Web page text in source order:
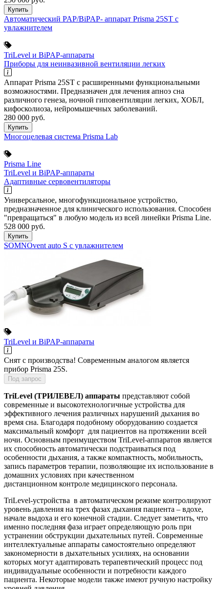
Купить
Автоматический PAP/BiPAP- аппарат Prisma 25ST с
увлажнителем
TriLevel и BiPAP-аппараты
Приборы для неинвазивной вентиляции легких
Аппарат Prisma 25ST с расширенными функциональными
возможностями. Предназначен для лечения апноэ сна
различного генеза, ночной гиповентиляции легких, ХОБЛ,
кифосколиоза, нейромышечных заболеваний.
280 000 руб.
Купить
Многоцелевая система Prisma Lab
Prisma Line
TriLevel и BiPAP-аппараты
Адаптивные сервовентиляторы
Универсальное, многофункциональное устройство,
предназначенное для клинического использования. Способен
"превращаться" в любую модель из всей линейки Prisma Line.
528 000 руб.
Купить
SOMNOvent auto S с увлажнителем
TriLevel и BiPAP-аппараты
Cнят с производства! Современным аналогом является
прибор Prisma 25S.
Под запрос
TriLevel (ТРИЛЕВЕЛ) аппараты представляют собой
современные и высокотехнологичные устройства для
эффективного лечения различных нарушений дыхания во
время сна. Благодаря подобному оборудованию создается
максимальный комфорт для пациентов на протяжении всей
ночи. Основным преимуществом TriLevel-аппаратов является
их способность автоматически подстраиваться под
особенности дыхания, а также компактность, мобильность,
запись параметров терапии, позволяющие их использование в
домашних условиях при качественном
дистанционном контроле медицинского персонала.
TriLevel-устройства в автоматическом режиме контролируют
уровень давления на трех фазах дыхания пациента – вдохе,
начале выдоха и его конечной стадии. Следует заметить, что
именно последняя фаза играет определяющую роль при
устранении обструкции дыхательных путей. Современные
интеллектуальные аппараты самостоятельно определяют
закономерности в дыхательных усилиях, на основании
которых могут адаптировать терапевтический процесс под
индивидуальные особенности и потребности каждого
пациента. Некоторые модели также имеют ручную настройку